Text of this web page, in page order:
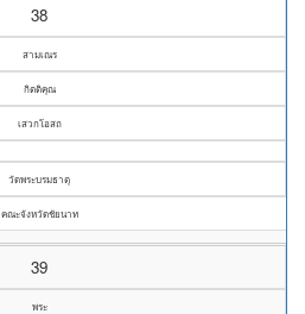
38
สามเณร
กิตติคุณ
เสวกโอสถ
วัดพระบรมธาตุ
คณะจังหวัดชัยนาท
39
พระ